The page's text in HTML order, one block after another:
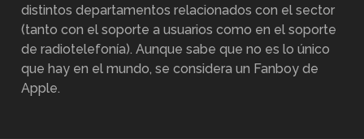
distintos departamentos relacionados con el sector
(tanto con el soporte a usuarios como en el soporte
de radiotelefonía). Aunque sabe que no es lo único
que hay en el mundo, se considera un Fanboy de
Apple.